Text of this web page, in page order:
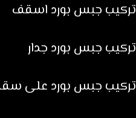
تركيب جبس بورد اسقف
تركيب جبس بورد جدار
تركيب جبس بورد على